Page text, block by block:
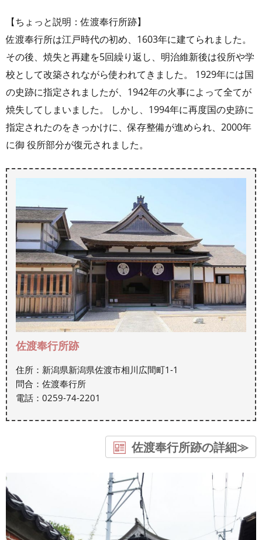
【ちょっと説明：佐渡奉行所跡】
佐渡奉行所は江戸時代の初め、1603年に建てられました。
その後、焼失と再建を5回繰り返し、明治維新後は役所や学
校として改築されながら使われてきました。 1929年には国
の史跡に指定されましたが、1942年の火事によって全てが
焼失してしまいました。 しかし、1994年に再度国の史跡に
指定されたのをきっかけに、保存整備が進められ、2000年
に御 役所部分が復元されました。
佐渡奉行所跡
住所：新潟県新潟県佐渡市相川広間町1-1
問合：佐渡奉行所
電話：0259-74-2201
佐渡奉行所跡の詳細≫